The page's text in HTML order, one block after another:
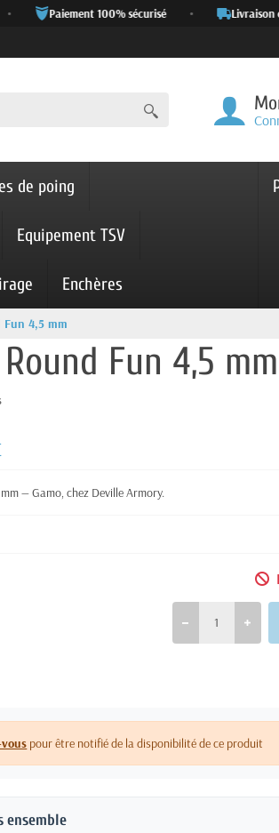
Paiement 100% sécurisé Livraison
de poing
Equipement TSV
Enchères
Fun 4,5 mm
Fun 4,5 mm
— Gamo, chez Deville Armory.
pour être notifié de la disponibilité de ce produit
ensemble